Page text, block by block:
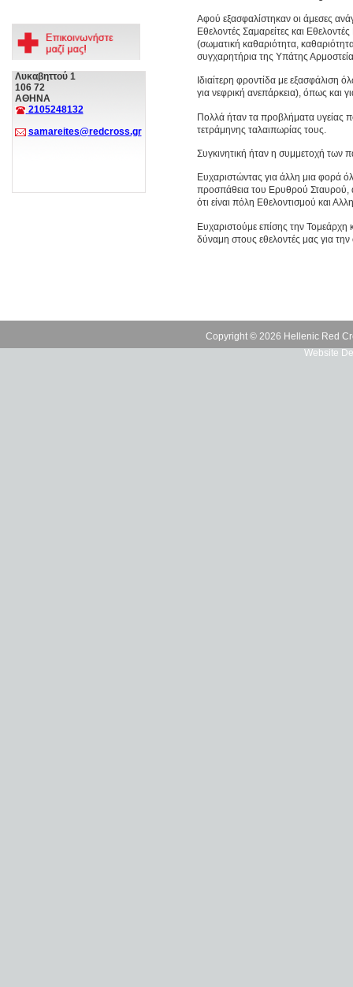
Λυκαβηττού 1
106 72
ΑΘΗΝΑ
2105248132
samareites@redcross.gr
Αφού εξασφαλίστηκαν οι άμεσες
Εθελοντές Σαμαρείτες και
(σωματική καθαριότητα,
συγχαρητήρια της Υπάτης
Ιδιαίτερη φροντίδα με
για νεφρική ανεπάρκεια), όπως και
Πολλά ήταν τα προβλήματα υγείας
τετράμηνης ταλαιπωρίας τους.
Συγκινητική ήταν η συμμετοχή των
Ευχαριστώντας για άλλη μια φορά
προσπάθεια του Ερυθρού Σταυρού,
ότι είναι πόλη Εθελοντισμού και
Ευχαριστούμε επίσης την
δύναμη στους εθελοντές μας για
Copyright © 2026 Hellenic Red
Website